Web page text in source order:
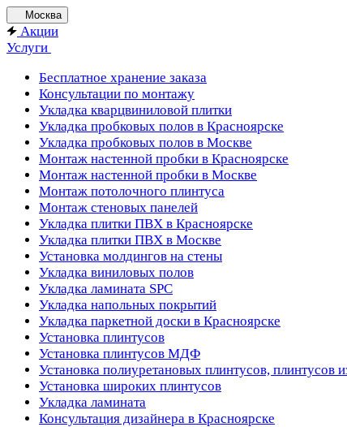
Москва
Акции
Услуги
Бесплатное хранение заказа
Консультации по монтажу
Укладка кварцвиниловой плитки
Укладка пробковых полов в Красноярске
Укладка пробковых полов в Москве
Монтаж настенной пробки в Красноярске
Монтаж настенной пробки в Москве
Монтаж потолочного плинтуса
Монтаж стеновых панелей
Укладка плитки ПВХ в Красноярске
Укладка плитки ПВХ в Москве
Установка молдингов на стены
Укладка виниловых полов
Укладка ламината SPC
Укладка напольных покрытий
Укладка паркетной доски в Красноярске
Установка плинтусов
Установка плинтусов МДФ
Установка полиуретановых плинтусов, плинтусов
Установка широких плинтусов
Укладка ламината
Консультация дизайнера в Красноярске